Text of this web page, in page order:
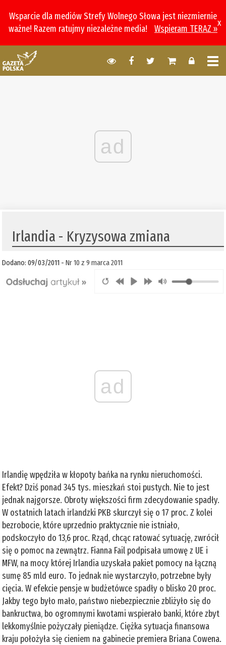
Wsparcie dla mediów Strefy Wolnego Słowa jest niezmiernie
ważne! Razem ratujmy niezależne media!
Wspieram TERAZ »
x
ad
Irlandia - Kryzysowa zmiana
Dodano: 09/03/2011 -Nr 10 z 9 marca 2011
ad
Irlandię wpędziła w kłopoty bańka na rynku nieruchomości.
Efekt? Dziś ponad 345 tys. mieszkań stoi pustych. Nie to jest
jednak najgorsze. Obroty większości firm zdecydowanie spadły.
W ostatnich latach irlandzki PKB skurczył się o 17 proc. Z kolei
bezrobocie, które uprzednio praktycznie nie istniało,
podskoczyło do 13,6 proc. Rząd, chcąc ratować sytuację, zwrócił
się o pomoc na zewnątrz. Fianna Fail podpisała umowę z UE i
MFW, na mocy której Irlandia uzyskała pakiet pomocy na łączną
sumę 85 mld euro. To jednak nie wystarczyło, potrzebne były
cięcia. W efekcie pensje w budżetówce spadły o blisko 20 proc.
Jakby tego było mało, państwo niebezpiecznie zbliżyło się do
bankructwa, bo ogromnymi kwotami wspierało banki, które zbyt
lekkomyślnie pożyczały pieniądze. Ciężka sytuacja finansowa
kraju położyła się cieniem na gabinecie premiera Briana Cowena.